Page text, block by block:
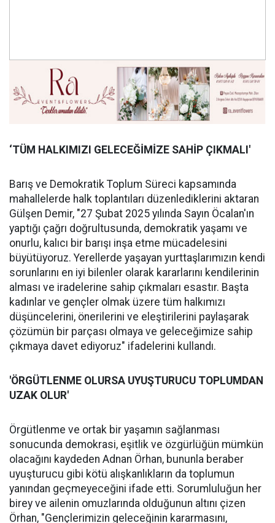
‘TÜM HALKIMIZI GELECEĞİMİZE SAHİP ÇIKMALI'
Barış ve Demokratik Toplum Süreci kapsamında
mahallelerde halk toplantıları düzenlediklerini aktaran
Gülşen Demir, "27 Şubat 2025 yılında Sayın Öcalan'ın
yaptığı çağrı doğrultusunda, demokratik yaşamı ve
onurlu, kalıcı bir barışı inşa etme mücadelesini
büyütüyoruz. Yerellerde yaşayan yurttaşlarımızın kendi
sorunlarını en iyi bilenler olarak kararlarını kendilerinin
alması ve iradelerine sahip çıkmaları esastır. Başta
kadınlar ve gençler olmak üzere tüm halkımızı
düşüncelerini, önerilerini ve eleştirilerini paylaşarak
çözümün bir parçası olmaya ve geleceğimize sahip
çıkmaya davet ediyoruz" ifadelerini kullandı.
'ÖRGÜTLENME OLURSA UYUŞTURUCU TOPLUMDAN
UZAK OLUR'
Örgütlenme ve ortak bir yaşamın sağlanması
sonucunda demokrasi, eşitlik ve özgürlüğün mümkün
olacağını kaydeden Adnan Örhan, bununla beraber
uyuşturucu gibi kötü alışkanlıkların da toplumun
yanından geçmeyeceğini ifade etti. Sorumluluğun her
birey ve ailenin omuzlarında olduğunun altını çizen
Örhan, "Gençlerimizin geleceğinin kararmasını,